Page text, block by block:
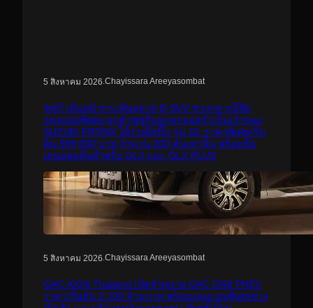
5 สิงหาคม 2026.Chayissara Areeyasombat
ซูซูกิ เดินหน้ากระตุ้นตลาด B-SUV ช่วงกลางปีจัด
แคมเปญพิเศษ ลูกค้าซูซูกิและครอบครัวเป็นเจ้าของ
SUZUKI FRONX ได้ง่ายยิ่งขึ้น รุ่น GL ราคาพิเศษเริ่ม
ต้น 599,000 บาท จำนวน 200 คันเท่านั้น พร้อมข้อ
เสนอสุดคุ้มสำหรับ GLX และ GLX PLUS
5 สิงหาคม 2026.Chayissara Areeyasombat
GAC AION Thailand เปิดจำหน่าย GAC GN8 PHEV
ราคาเริ่มต้น 2.199 ล้านบาท พร้อมแคมเปญพิเศษช่วง